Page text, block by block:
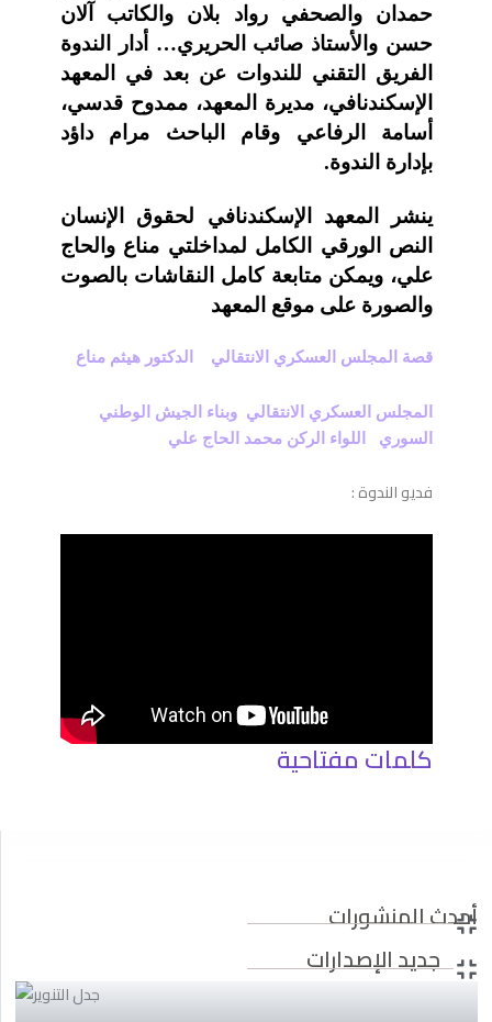
أحدث المنشورات
جديد الإصدارات
حمدان والصحفي رواد بلان والكاتب آلان
حسن والأستاذ صائب الحريري… أدار الندوة
الفريق التقني للندوات عن بعد في المعهد
الإسكندنافي، مديرة المعهد، ممدوح قدسي،
أسامة الرفاعي وقام الباحث مرام داؤد
بإدارة الندوة.
ينشر المعهد الإسكندنافي لحقوق الإنسان
النص الورقي الكامل لمداخلتي مناع والحاج
علي، ويمكن متابعة كامل النقاشات بالصوت
والصورة على موقع المعهد
قصة المجلس العسكري الانتقالي الدكتور هيثم مناع
المجلس العسكري الانتقالي وبناء الجيش الوطني
السوري اللواء الركن محمد الحاج علي
فديو الندوة :
كلمات مفتاحية